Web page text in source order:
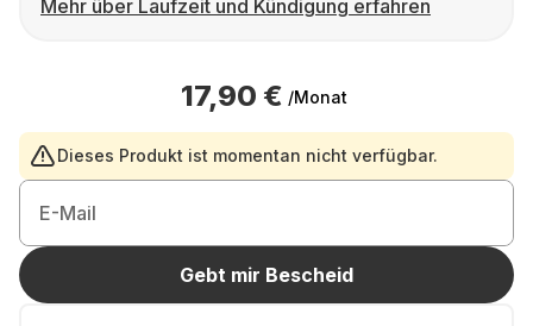
Mehr über Laufzeit und Kündigung erfahren
17,90 € /Monat
Dieses Produkt ist momentan nicht verfügbar.
E-Mail
Gebt mir Bescheid